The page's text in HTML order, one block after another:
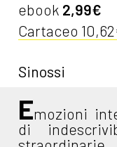
ebook 2,99€
Cartaceo
Sinossi
Emozioni
di